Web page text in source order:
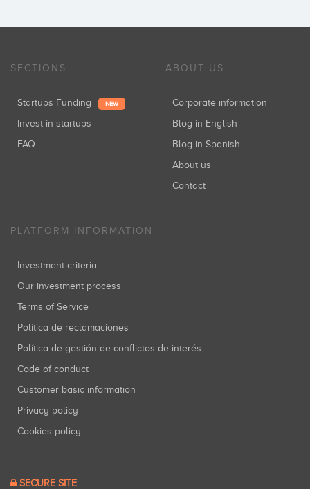
SECTIONS
Startups Funding NEW
Invest in startups
FAQ
ABOUT US
Corporate information
Blog in English
Blog in Spanish
About us
Contact
PLATFORM INFORMATION
Investment criteria
Our investment process
Terms of Service
Política de reclamaciones
Política de gestión de conflictos de interés
Code of conduct
Customer basic information
Privacy policy
Cookies policy
SECURE SITE